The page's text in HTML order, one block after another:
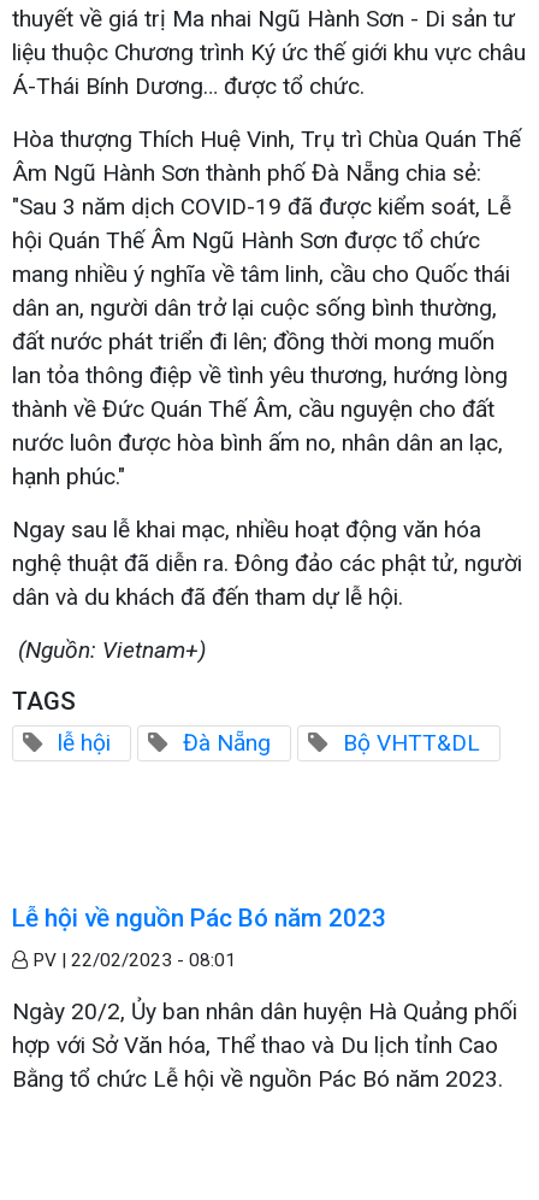
thuyết về giá trị Ma nhai Ngũ Hành Sơn - Di sản tư
liệu thuộc Chương trình Ký ức thế giới khu vực châu
Á-Thái Bính Dương… được tổ chức.
Hòa thượng Thích Huệ Vinh, Trụ trì Chùa Quán Thế
Âm Ngũ Hành Sơn thành phố Đà Nẵng chia sẻ:
"Sau 3 năm dịch COVID-19 đã được kiểm soát, Lễ
hội Quán Thế Âm Ngũ Hành Sơn được tổ chức
mang nhiều ý nghĩa về tâm linh, cầu cho Quốc thái
dân an, người dân trở lại cuộc sống bình thường,
đất nước phát triển đi lên; đồng thời mong muốn
lan tỏa thông điệp về tình yêu thương, hướng lòng
thành về Đức Quán Thế Âm, cầu nguyện cho đất
nước luôn được hòa bình ấm no, nhân dân an lạc,
hạnh phúc."
Ngay sau lễ khai mạc, nhiều hoạt động văn hóa
nghệ thuật đã diễn ra. Đông đảo các phật tử, người
dân và du khách đã đến tham dự lễ hội.
(Nguồn: Vietnam+)
TAGS
lễ hội Đà Nẵng Bộ VHTT&DL
Lễ hội về nguồn Pác Bó năm 2023
PV | 22/02/2023 - 08:01
Ngày 20/2, Ủy ban nhân dân huyện Hà Quảng phối
hợp với Sở Văn hóa, Thể thao và Du lịch tỉnh Cao
Bằng tổ chức Lễ hội về nguồn Pác Bó năm 2023.